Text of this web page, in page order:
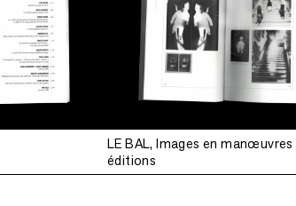
LE BAL, Images en manœuvres
éditions